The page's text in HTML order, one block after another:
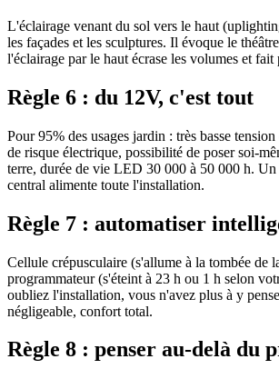
L'éclairage venant du sol vers le haut
les façades et les sculptures. Il évoque le
l'éclairage par le haut écrase les volumes et fait
Règle 6 : du 12V, c'est tout
Pour 95% des usages jardin : très basse
de risque électrique, possibilité de poser soi-
terre, durée de vie LED 30 000 à 50 000 h. Un
central alimente toute l'installation.
Règle 7 : automatiser
Cellule crépusculaire (s'allume à la tombée de
programmateur (s'éteint à 23 h ou 1 h selon
oubliez l'installation, vous n'avez plus à y
négligeable, confort total.
Règle 8 : penser au-delà du